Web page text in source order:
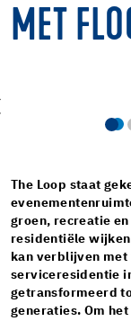
MET
The Loop staat
groen, recreatie
residentiële
kan verblijven
serviceresidentie
getransformeerd
generaties. Om